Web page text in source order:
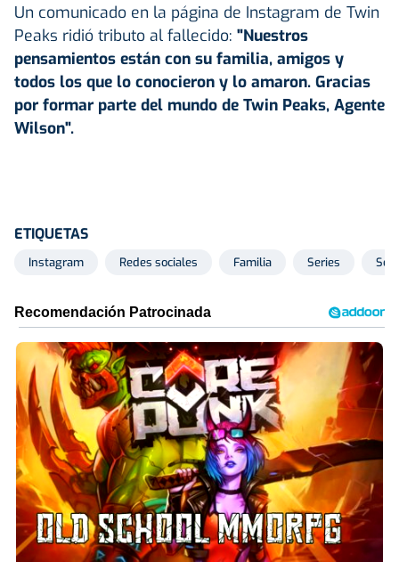
Un comunicado en la página de Instagram de Twin
Peaks ridió tributo al fallecido: "Nuestros
pensamientos están con su familia, amigos y
todos los que lo conocieron y lo amaron. Gracias
por formar parte del mundo de Twin Peaks, Agente
Wilson".
ETIQUETAS
Instagram Redes sociales Familia Series